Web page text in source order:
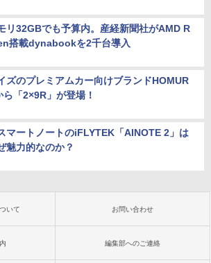
リ32GBでも予算内。産経新聞社がAMD R
搭載dynabookを2千台導入
ズのプレミアムカー向けブランドHOMUR
ら「2×9R」が登場！
マートノートのiFLYTEK「AINOTE 2」は
魅力的なのか？
いて お問い合わせ
編集部へのご連絡